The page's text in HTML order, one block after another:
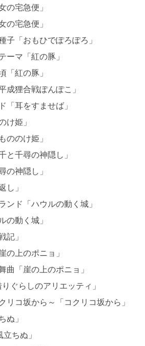
の宅急便」
の宅急便」
子「おもひでぽろぽろ」
ーマ「紅の豚」
「紅の豚」
成狸合戦ぽんぽこ」
「耳をすませば」
け姫」
ののけ姫」
と千尋の神隠し」
の神隠し」
し」
ンド「ハウルの動く城」
の動く城」
記」
の上のポニョ」
曲「崖の上のポニョ」
ぐらしのアリエッティ」
リコ坂から～「コクリコ坂から」
ぬ」
ちぬ」